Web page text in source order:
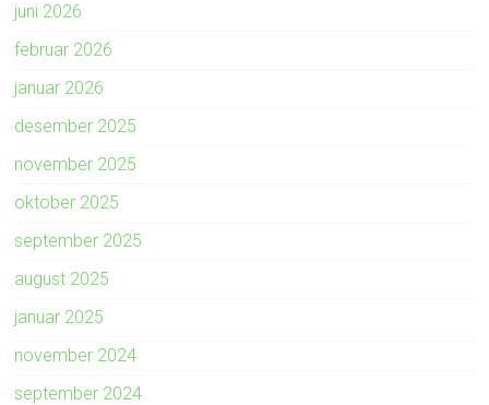
juni 2026
februar 2026
januar 2026
desember 2025
november 2025
oktober 2025
september 2025
august 2025
januar 2025
november 2024
september 2024